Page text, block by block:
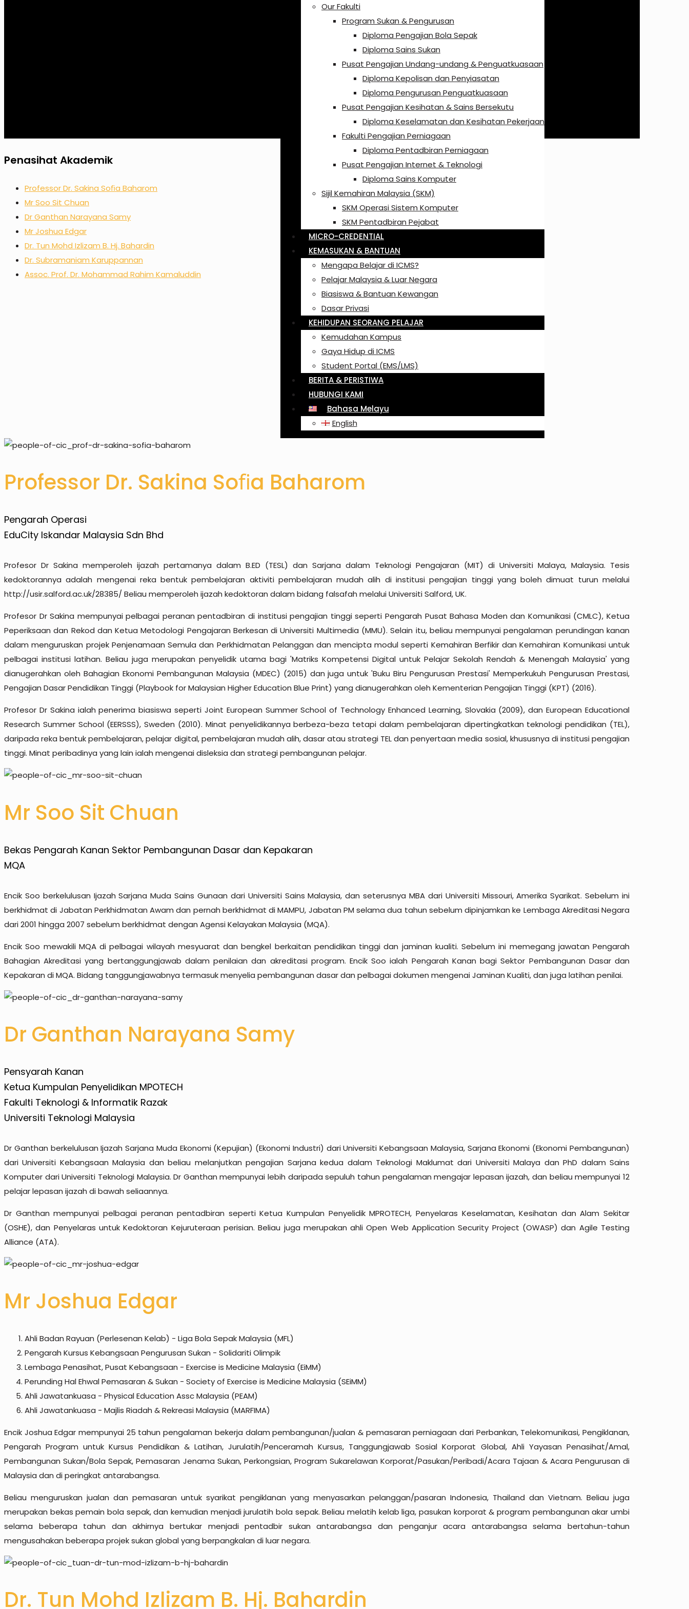
Our Fakulti
Program Sukan & Pengurusan
Diploma Pengajian Bola Sepak
Diploma Sains Sukan
Pusat Pengajian Undang-undang & Penguatkuasaan
Diploma Kepolisan dan Penyiasatan
Diploma Pengurusan Penguatkuasaan
Pusat Pengajian Kesihatan & Sains Bersekutu
Diploma Keselamatan dan Kesihatan Pekerjaan
Fakulti Pengajian Perniagaan
Diploma Pentadbiran Perniagaan
Pusat Pengajian Internet & Teknologi
Diploma Sains Komputer
Sijil Kemahiran Malaysia (SKM)
SKM Operasi Sistem Komputer
SKM Pentadbiran Pejabat
MICRO-CREDENTIAL
KEMASUKAN & BANTUAN
Mengapa Belajar di ICMS?
Pelajar Malaysia & Luar Negara
Biasiswa & Bantuan Kewangan
Dasar Privasi
KEHIDUPAN SEORANG PELAJAR
Kemudahan Kampus
Gaya Hidup di ICMS
Student Portal (EMS/LMS)
BERITA & PERISTIWA
HUBUNGI KAMI
Bahasa Melayu
English
Penasihat Akademik
Professor Dr. Sakina Soﬁa Baharom
Mr Soo Sit Chuan
Dr Ganthan Narayana Samy
Mr Joshua Edgar
Dr. Tun Mohd Izlizam B. Hj. Bahardin
Dr. Subramaniam Karuppannan
Assoc. Prof. Dr. Mohammad Rahim Kamaluddin
Professor Dr. Sakina Soﬁa Baharom
Pengarah Operasi
EduCity Iskandar Malaysia Sdn Bhd
Profesor Dr Sakina memperoleh ijazah pertamanya dalam B.ED (TESL) dan Sarjana dalam Teknologi Pengajaran (MIT) di Universiti Malaya, Malaysia. Tesis
kedoktorannya adalah mengenai reka bentuk pembelajaran aktiviti pembelajaran mudah alih di institusi pengajian tinggi yang boleh dimuat turun melalui
http://usir.salford.ac.uk/28385/ Beliau memperoleh ijazah kedoktoran dalam bidang falsafah melalui Universiti Salford, UK.
Profesor Dr Sakina mempunyai pelbagai peranan pentadbiran di institusi pengajian tinggi seperti Pengarah Pusat Bahasa Moden dan Komunikasi (CMLC), Ketua
Peperiksaan dan Rekod dan Ketua Metodologi Pengajaran Berkesan di Universiti Multimedia (MMU). Selain itu, beliau mempunyai pengalaman perundingan kanan
dalam menguruskan projek Penjenamaan Semula dan Perkhidmatan Pelanggan dan mencipta modul seperti Kemahiran Berfikir dan Kemahiran Komunikasi untuk
pelbagai institusi latihan. Beliau juga merupakan penyelidik utama bagi 'Matriks Kompetensi Digital untuk Pelajar Sekolah Rendah & Menengah Malaysia' yang
dianugerahkan oleh Bahagian Ekonomi Pembangunan Malaysia (MDEC) (2015) dan juga untuk 'Buku Biru Pengurusan Prestasi' Memperkukuh Pengurusan Prestasi,
Pengajian Dasar Pendidikan Tinggi (Playbook for Malaysian Higher Education Blue Print) yang dianugerahkan oleh Kementerian Pengajian Tinggi (KPT) (2016).
Profesor Dr Sakina ialah penerima biasiswa seperti Joint European Summer School of Technology Enhanced Learning, Slovakia (2009), dan European Educational
Research Summer School (EERSSS), Sweden (2010). Minat penyelidikannya berbeza-beza tetapi dalam pembelajaran dipertingkatkan teknologi pendidikan (TEL),
daripada reka bentuk pembelajaran, pelajar digital, pembelajaran mudah alih, dasar atau strategi TEL dan penyertaan media sosial, khususnya di institusi pengajian
tinggi. Minat peribadinya yang lain ialah mengenai disleksia dan strategi pembangunan pelajar.
Mr Soo Sit Chuan
Bekas Pengarah Kanan Sektor Pembangunan Dasar dan Kepakaran
MQA
Encik Soo berkelulusan Ijazah Sarjana Muda Sains Gunaan dari Universiti Sains Malaysia, dan seterusnya MBA dari Universiti Missouri, Amerika Syarikat. Sebelum ini
berkhidmat di Jabatan Perkhidmatan Awam dan pernah berkhidmat di MAMPU, Jabatan PM selama dua tahun sebelum dipinjamkan ke Lembaga Akreditasi Negara
dari 2001 hingga 2007 sebelum berkhidmat dengan Agensi Kelayakan Malaysia (MQA).
Encik Soo mewakili MQA di pelbagai wilayah mesyuarat dan bengkel berkaitan pendidikan tinggi dan jaminan kualiti. Sebelum ini memegang jawatan Pengarah
Bahagian Akreditasi yang bertanggungjawab dalam penilaian dan akreditasi program. Encik Soo ialah Pengarah Kanan bagi Sektor Pembangunan Dasar dan
Kepakaran di MQA. Bidang tanggungjawabnya termasuk menyelia pembangunan dasar dan pelbagai dokumen mengenai Jaminan Kualiti, dan juga latihan penilai.
Dr Ganthan Narayana Samy
Pensyarah Kanan
Ketua Kumpulan Penyelidikan MPOTECH
Fakulti Teknologi & Informatik Razak
Universiti Teknologi Malaysia
Dr Ganthan berkelulusan Ijazah Sarjana Muda Ekonomi (Kepujian) (Ekonomi Industri) dari Universiti Kebangsaan Malaysia, Sarjana Ekonomi (Ekonomi Pembangunan)
dari Universiti Kebangsaan Malaysia dan beliau melanjutkan pengajian Sarjana kedua dalam Teknologi Maklumat dari Universiti Malaya dan PhD dalam Sains
Komputer dari Universiti Teknologi Malaysia. Dr Ganthan mempunyai lebih daripada sepuluh tahun pengalaman mengajar lepasan ijazah, dan beliau mempunyai 12
pelajar lepasan ijazah di bawah seliaannya.
Dr Ganthan mempunyai pelbagai peranan pentadbiran seperti Ketua Kumpulan Penyelidik MPROTECH, Penyelaras Keselamatan, Kesihatan dan Alam Sekitar
(OSHE), dan Penyelaras untuk Kedoktoran Kejuruteraan perisian. Beliau juga merupakan ahli Open Web Application Security Project (OWASP) dan Agile Testing
Alliance (ATA).
Mr Joshua Edgar
Ahli Badan Rayuan (Perlesenan Kelab) - Liga Bola Sepak Malaysia (MFL)
Pengarah Kursus Kebangsaan Pengurusan Sukan - Solidariti Olimpik
Lembaga Penasihat, Pusat Kebangsaan - Exercise is Medicine Malaysia (EiMM)
Perunding Hal Ehwal Pemasaran & Sukan - Society of Exercise is Medicine Malaysia (SEiMM)
Ahli Jawatankuasa - Physical Education Assc Malaysia (PEAM)
Ahli Jawatankuasa - Majlis Riadah & Rekreasi Malaysia (MARFIMA)
Encik Joshua Edgar mempunyai 25 tahun pengalaman bekerja dalam pembangunan/jualan & pemasaran perniagaan dari Perbankan, Telekomunikasi, Pengiklanan,
Pengarah Program untuk Kursus Pendidikan & Latihan, Jurulatih/Penceramah Kursus, Tanggungjawab Sosial Korporat Global, Ahli Yayasan Penasihat/Amal,
Pembangunan Sukan/Bola Sepak, Pemasaran Jenama Sukan, Perkongsian, Program Sukarelawan Korporat/Pasukan/Peribadi/Acara Tajaan & Acara Pengurusan di
Malaysia dan di peringkat antarabangsa.
Beliau menguruskan jualan dan pemasaran untuk syarikat pengiklanan yang menyasarkan pelanggan/pasaran Indonesia, Thailand dan Vietnam. Beliau juga
merupakan bekas pemain bola sepak, dan kemudian menjadi jurulatih bola sepak. Beliau melatih kelab liga, pasukan korporat & program pembangunan akar umbi
selama beberapa tahun dan akhirnya bertukar menjadi pentadbir sukan antarabangsa dan penganjur acara antarabangsa selama bertahun-tahun
mengusahakan beberapa projek sukan global yang berpangkalan di luar negara.
Dr. Tun Mohd Izlizam B. Hj. Bahardin